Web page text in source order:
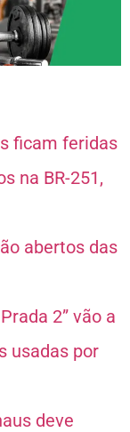
ficam feridas
na BR-251,
abertos das
2” vão a
usadas por
deve